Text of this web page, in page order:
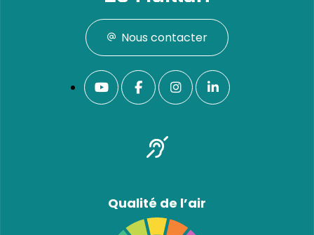
Nous contacter
Qualité de l’air